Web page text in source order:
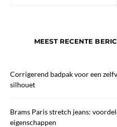
MEEST RECENTE
Corrigerend badpak voor een
silhouet
Brams Paris stretch jeans:
eigenschappen